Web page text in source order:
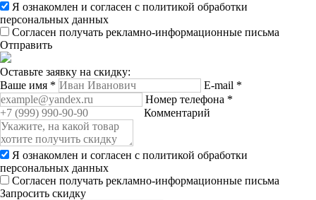
Я ознакомлен и согласен с политикой обработки
персональных данных
Согласен получать рекламно-информационные письма
Отправить
Оставьте заявку на скидку:
Ваше имя * E-mail *
Номер телефона *
Комментарий
Я ознакомлен и согласен с политикой обработки
персональных данных
Согласен получать рекламно-информационные письма
Запросить скидку